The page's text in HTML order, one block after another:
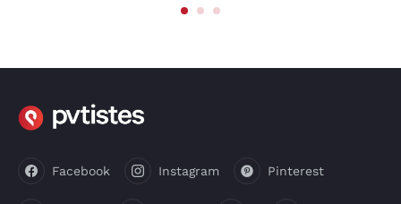
Facebook Instagram Pinterest